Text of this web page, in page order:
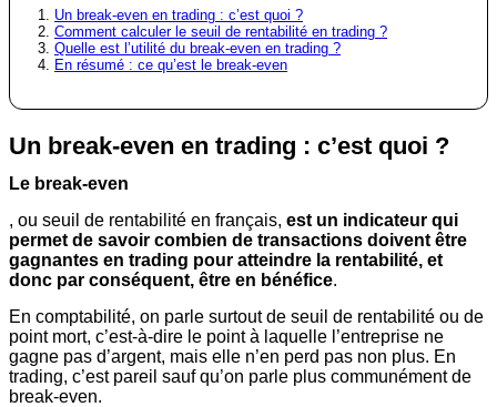
Un break-even en trading : c’est quoi ?
Comment calculer le seuil de rentabilité en trading ?
Quelle est l’utilité du break-even en trading ?
En résumé : ce qu’est le break-even
Un break-even en trading : c’est quoi ?
Le break-even
, ou seuil de rentabilité en français, est un indicateur qui
permet de savoir combien de transactions doivent être
gagnantes en trading pour atteindre la rentabilité, et
donc par conséquent, être en bénéfice.
En comptabilité, on parle surtout de seuil de rentabilité ou de
point mort, c’est-à-dire le point à laquelle l’entreprise ne
gagne pas d’argent, mais elle n’en perd pas non plus. En
trading, c’est pareil sauf qu’on parle plus communément de
break-even.